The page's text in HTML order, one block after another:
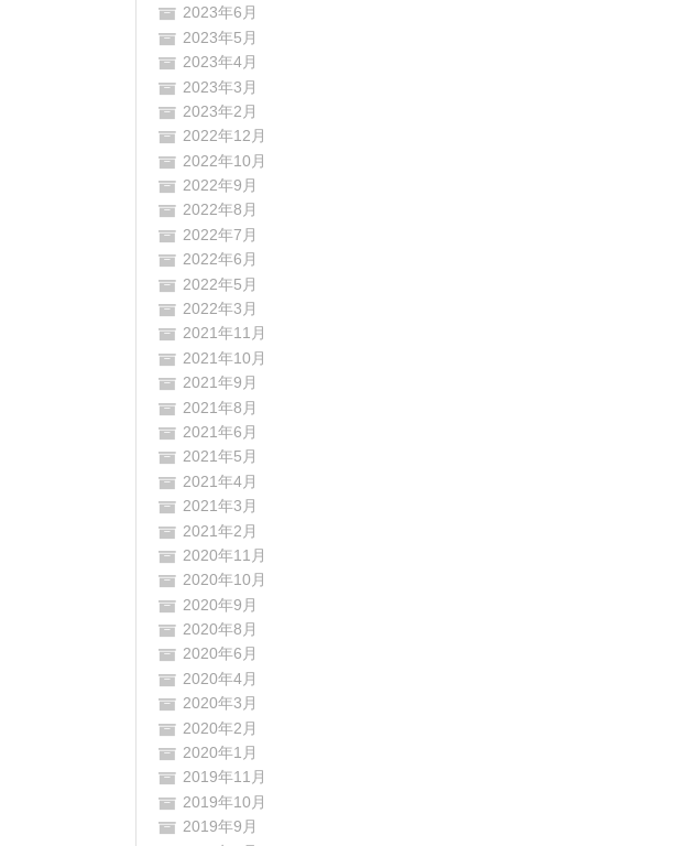
2023年6月
2023年5月
2023年4月
2023年3月
2023年2月
2022年12月
2022年10月
2022年9月
2022年8月
2022年7月
2022年6月
2022年5月
2022年3月
2021年11月
2021年10月
2021年9月
2021年8月
2021年6月
2021年5月
2021年4月
2021年3月
2021年2月
2020年11月
2020年10月
2020年9月
2020年8月
2020年6月
2020年4月
2020年3月
2020年2月
2020年1月
2019年11月
2019年10月
2019年9月